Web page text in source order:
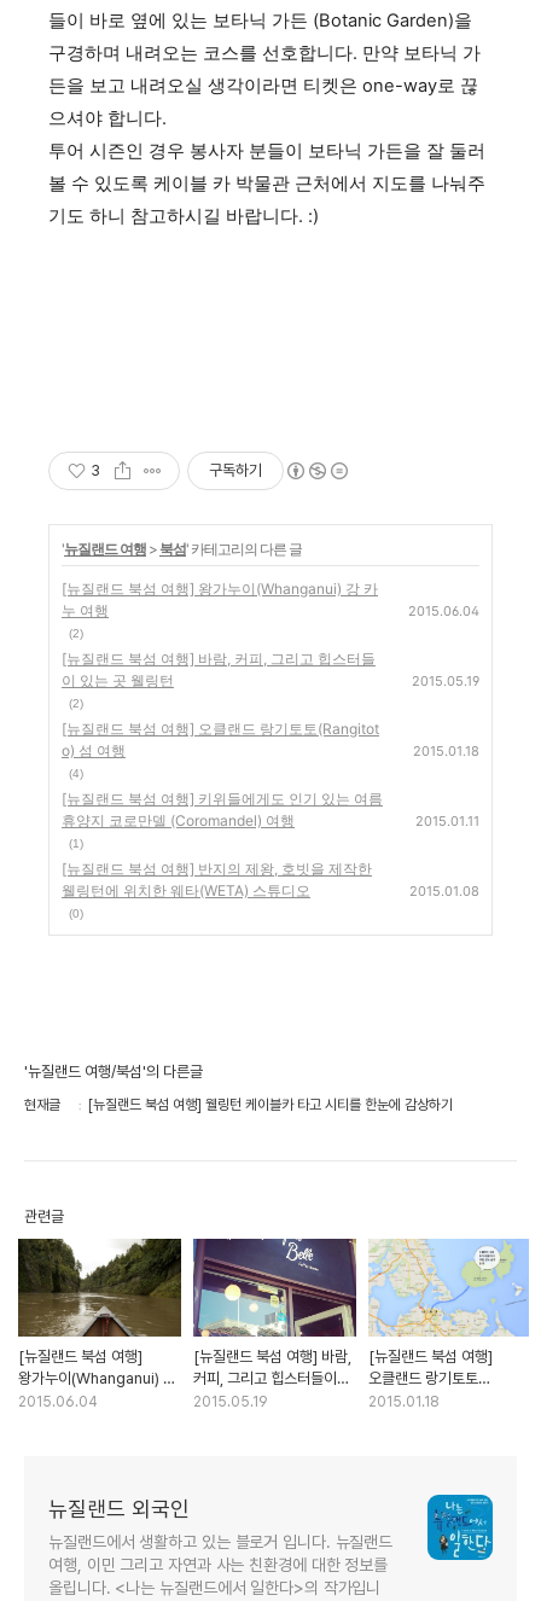
들이 바로 옆에 있는 보타닉 가든 (Botanic Garden)을
구경하며 내려오는 코스를 선호합니다. 만약 보타닉 가
든을 보고 내려오실 생각이라면 티켓은 one-way로 끊
으셔야 합니다.
투어 시즌인 경우 봉사자 분들이 보타닉 가든을 잘 둘러
볼 수 있도록 케이블 카 박물관 근처에서 지도를 나눠주
기도 하니 참고하시길 바랍니다. :)
3 구독하기
'뉴질랜드 여행 > 북섬' 카테고리의 다른 글
[뉴질랜드 북섬 여행] 왕가누이(Whanganui) 강 카
누 여행
(2)
2015.06.04
[뉴질랜드 북섬 여행] 바람, 커피, 그리고 힙스터들
이 있는 곳 웰링턴
(2)
2015.05.19
[뉴질랜드 북섬 여행] 오클랜드 랑기토토(Rangitot
o) 섬 여행
(4)
2015.01.18
[뉴질랜드 북섬 여행] 키위들에게도 인기 있는 여름
휴양지 코로만델 (Coromandel) 여행
(1)
2015.01.11
[뉴질랜드 북섬 여행] 반지의 제왕, 호빗을 제작한
웰링턴에 위치한 웨타(WETA) 스튜디오
(0)
2015.01.08
'뉴질랜드 여행/북섬'의 다른글
현재글 [뉴질랜드 북섬 여행] 웰링턴 케이블카 타고 시티를 한눈에 감상하기
관련글
[뉴질랜드 북섬 여행]
왕가누이(Whanganui) 강
카누 여행
2015.06.04
[뉴질랜드 북섬 여행] 바람,
커피, 그리고 힙스터들이
있는 곳 웰링턴
2015.05.19
[뉴질랜드 북섬 여행]
오클랜드 랑기토토
(Rangitoto) 섬 여행
2015.01.18
뉴질랜드 외국인
뉴질랜드에서 생활하고 있는 블로거 입니다. 뉴질랜드
여행, 이민 그리고 자연과 사는 친환경에 대한 정보를
올립니다. <나는 뉴질랜드에서 일한다>의 작가입니